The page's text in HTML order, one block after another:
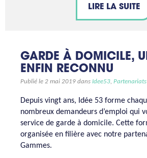
LIRE LA SUITE
GARDE À DOMICILE,
ENFIN RECONNU
Publié le 2 mai 2019 dans Idee53, Partenariats
Depuis vingt ans, Idée 53 forme
nombreux demandeurs d’emploi qui
service de garde à domicile. Cette
organisée en filière avec notre
Gammes.